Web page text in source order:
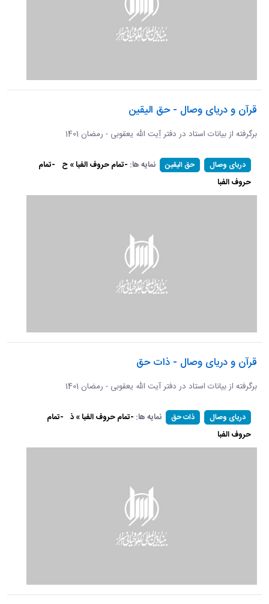
قرآن و دریای وصال - حق الیقین
برگرفته از بیانات استاد در دفتر آِیت الله یعقوبی - رمضان 1401
دریای وصال حق الیقین نمایه ها: -تمام حروف الفبا » ح -تمام
حروف الفبا
قرآن و دریای وصال - ذات حق
برگرفته از بیانات استاد در دفتر آیت الله یعقوبی - رمضان 1401
دریای وصال ذات حق نمایه ها: -تمام حروف الفبا » ذ -تمام
حروف الفبا